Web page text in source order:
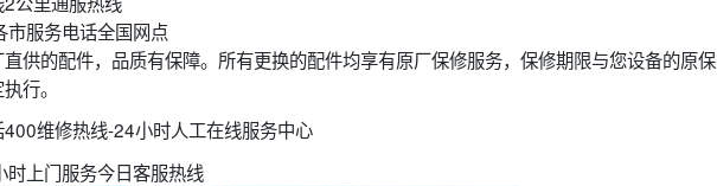
服务电话全国网点
供的配件，品质有保障。所有更换的配件均享有原厂保修服务，保修期限与您设备的原保
行。
维修热线-24小时人工在线服务中心
上门服务今日客服热线